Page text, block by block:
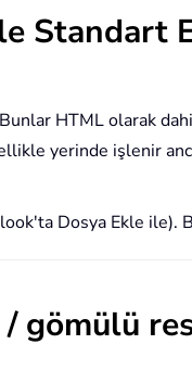
Standart
HTML olarak
yerinde işlenir
Dosya Ekle
gömülü